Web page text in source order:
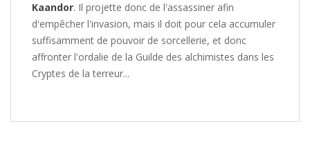
Kaandor. Il projette donc de l'assassiner afin
d'empêcher l'invasion, mais il doit pour cela accumuler
suffisamment de pouvoir de sorcellerie, et donc
affronter l'ordalie de la Guilde des alchimistes dans les
Cryptes de la terreur...